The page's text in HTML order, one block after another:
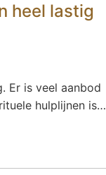
heel lastig
Er is veel aanbod
hulplijnen is…